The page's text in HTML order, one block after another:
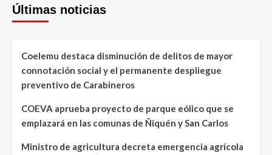
Últimas noticias
Coelemu destaca disminución de delitos de mayor
connotación social y el permanente despliegue
preventivo de Carabineros
COEVA aprueba proyecto de parque eólico que se
emplazará en las comunas de Ñiquén y San Carlos
Ministro de agricultura decreta emergencia agrícola